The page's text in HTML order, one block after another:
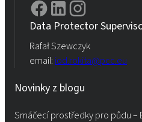
Data Protector
Rafał Szewczyk
email: iod.rokita@pcc.eu
Novinky z blogu
Smáčecí prostředky pro půdu –